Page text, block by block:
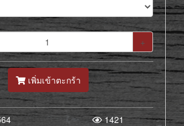
+
เพิ่มเข้าตะกร้า
1421